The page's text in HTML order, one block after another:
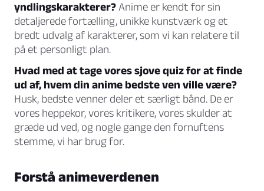
yndlingskarakterer?Anime er kendt for sin
detaljerede fortælling, unikke kunstværk og et
bredt udvalg af karakterer, som vi kan relatere til
på et personligt plan.
Hvad med at tage vores sjove quiz for at finde
ud af, hvem din anime bedste ven ville være?
Husk, bedste venner deler et særligt bånd. De er
vores heppekor, vores kritikere, vores skulder at
græde ud ved, og nogle gange den fornuftens
stemme, vi har brug for.
Forstå animeverdenen